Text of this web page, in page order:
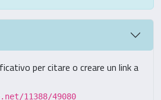
per citare o creare un link a
11388/49080